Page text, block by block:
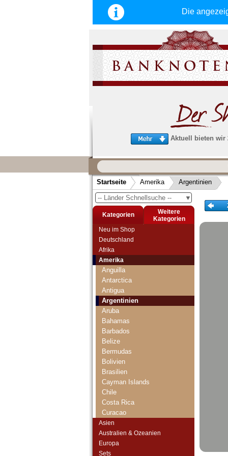
Die
Aktuell bieten wir
schnellen, sicheren und
Service
Schneller und sicherer Versand-
Bestellungen werktags bis 14:00 Uhr,
noch am selben Tag verschickt werden.
(Versand mit DHL oder Deutsche Post)
Startseite Amerika Argentinien
▼
-- Länder Schnellsuche --
Kategorien
Weitere
Kategorien
Neu im Shop
Deutschland
Afrika
Amerika
Anguilla
Antarctica
Antigua
Argentinien
Aruba
Bahamas
Barbados
Belize
Bermudas
Bolivien
Brasilien
Cayman Islands
Chile
Costa Rica
Curacao
Curacao & Sint Maarten
Dominica
Dominikanische Republik
Ecuador
Asien
Australien & Ozeanien
Europa
Sets